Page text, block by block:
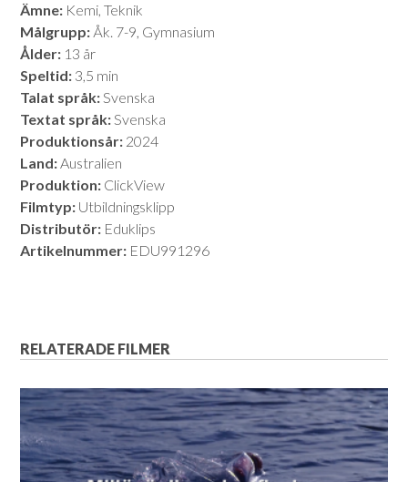
Ämne: Kemi, Teknik
Målgrupp: Åk. 7-9, Gymnasium
Ålder: 13 år
Speltid: 3,5 min
Talat språk:Svenska
Textat språk:Svenska
Produktionsår: 2024
Land:Australien
Produktion: ClickView
Filmtyp: Utbildningsklipp
Distributör: Eduklips
Artikelnummer: EDU991296
RELATERADE FILMER